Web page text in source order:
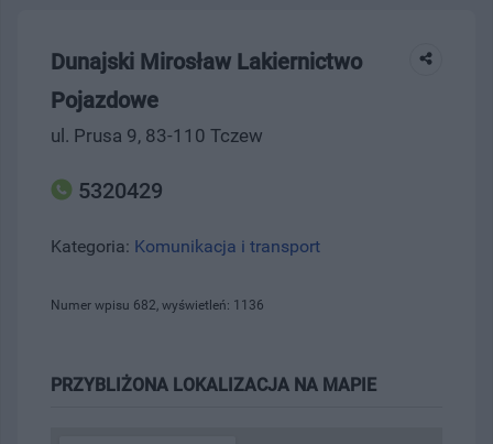
Dunajski Mirosław Lakiernictwo
Pojazdowe
ul. Prusa 9, 83-110 Tczew
5320429
Kategoria: Komunikacja i transport
Numer wpisu 682, wyświetleń: 1136
PRZYBLIŻONA LOKALIZACJA NA MAPIE